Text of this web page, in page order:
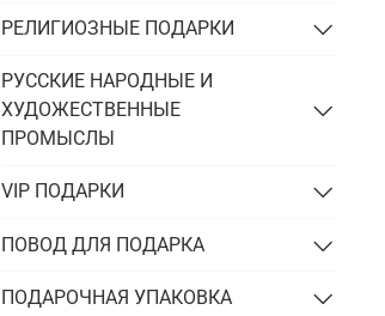
РЕЛИГИОЗНЫЕ ПОДАРКИ
РУССКИЕ НАРОДНЫЕ И
ХУДОЖЕСТВЕННЫЕ
ПРОМЫСЛЫ
VIP ПОДАРКИ
ПОВОД ДЛЯ ПОДАРКА
ПОДАРОЧНАЯ УПАКОВКА